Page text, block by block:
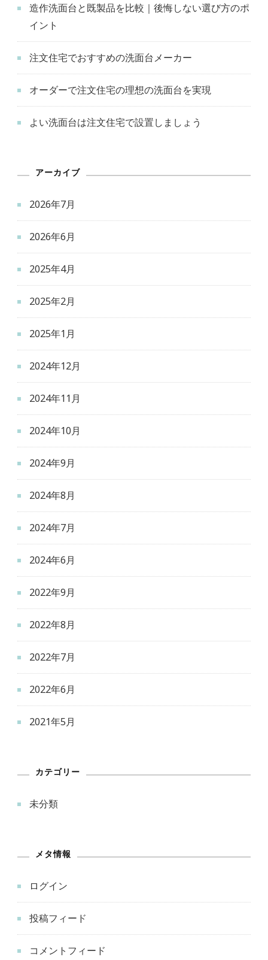
造作洗面台と既製品を比較｜後悔しない選び方のポ
イント
注文住宅でおすすめの洗面台メーカー
オーダーで注文住宅の理想の洗面台を実現
よい洗面台は注文住宅で設置しましょう
アーカイブ
2026年7月
2026年6月
2025年4月
2025年2月
2025年1月
2024年12月
2024年11月
2024年10月
2024年9月
2024年8月
2024年7月
2024年6月
2022年9月
2022年8月
2022年7月
2022年6月
2021年5月
カテゴリー
未分類
メタ情報
ログイン
投稿フィード
コメントフィード